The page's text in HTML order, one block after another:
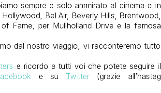
sempre e solo ammirato al cinema e in
Bel Air, Beverly Hills, Brentwood,
Fame, per Mullholland Drive e la famosa
dal nostro viaggio, vi racconteremo tutto
e ricordo a tutti voi che potete seguire il
e su Twitter (grazie all’hastag